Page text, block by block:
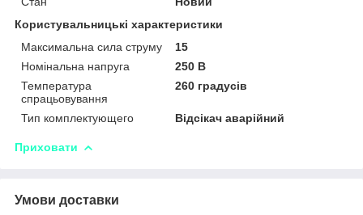
Користувальницькі характеристики
Максимальна сила струму
15
Номінальна напруга
250 В
Температура
спрацьовування
260 градусів
Тип комплектующего Відсікач аварійний
Приховати
Умови доставки